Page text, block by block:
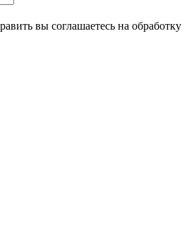
вы соглашаетесь на обработку